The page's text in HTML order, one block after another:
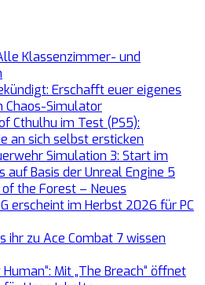
Klassenzimmer- und
Erschafft euer eigenes
Chaos-Simulator
Cthulhu im Test (PS5):
an sich selbst ersticken
Simulation 3: Start im
auf Basis der Unreal Engine 5
the Forest – Neues
erscheint im Herbst 2026 für PC
ihr zu Ace Combat 7 wissen
Mit „The Breach“ öffnet